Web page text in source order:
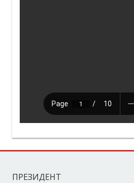
ПРЕЗИДЕНТ